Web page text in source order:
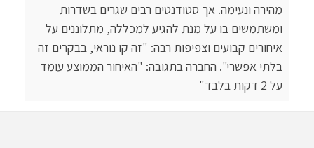
מהירה ונעימה. אך סטודנטים רבים שגרים בשדרות
ומשתמשים בו על מנת להגיע למכללה, מתלוננים על
איחורים קבועים וצפיפות רבה: "זה קו נוראי, בבקרים זה
בלתי אפשרי". החברה בתגובה: "האיחור הממוצע עומד
על 2 דקות בלבד"